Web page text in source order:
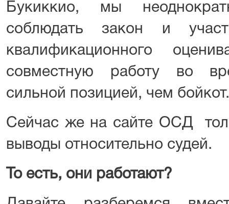
Букиккио, мы
соблюдать закон и
квалификационного
совместную работу во
сильной позицией, чем бойкот.
Сейчас же на сайте ОСД
выводы относительно судей.
То есть, они работают?